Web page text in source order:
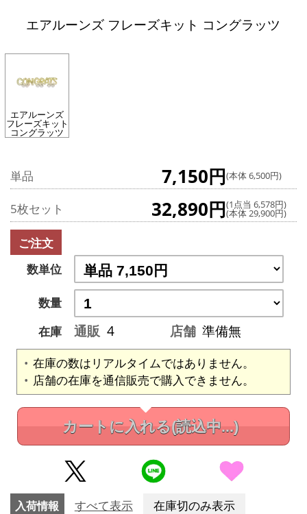
エアルーンズ フレーズキット コングラッツ
エアルーンズ
フレーズキット
コングラッツ
単品 7,150円(本体 6,500円)
5枚セット 32,890円(1点当 6,578円)
(本体 29,900円)
ご注文
数単位
数量
在庫
通販 4 店舗 準備無
在庫の数はリアルタイムではありません。
店舗の在庫を通信販売で購入できません。
カートに入れる(読込中...)
入荷情報 すべて表示 在庫切のみ表示